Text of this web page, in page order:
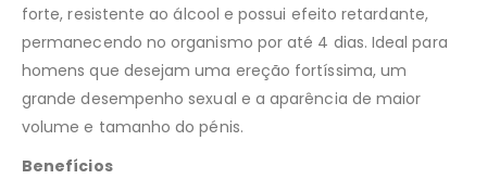
forte, resistente ao álcool e possui efeito retardante,
permanecendo no organismo por até 4 dias. Ideal para
homens que desejam uma ereção fortíssima, um
grande desempenho sexual e a aparência de maior
volume e tamanho do pénis.
Benefícios